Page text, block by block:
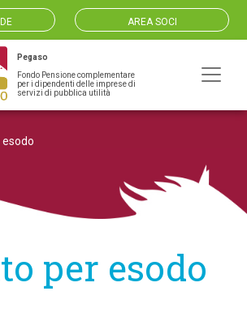
AREA SOCI
principale
Pegaso
Fondo Pensione complementare
per i dipendenti delle imprese di
servizi di pubblica utilità
esodo
per esodo